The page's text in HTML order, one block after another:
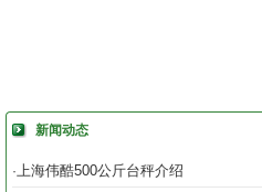
新闻动态
·上海伟酷500公斤台秤介绍